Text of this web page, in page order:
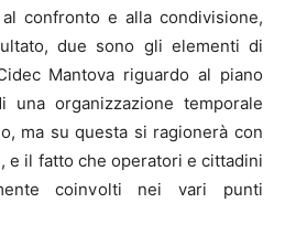
confronto e alla condivisione,
due sono gli elementi di
Mantova riguardo al piano
una organizzazione temporale
ma su questa si ragionerà con
e il fatto che operatori e cittadini
coinvolti nei vari punti